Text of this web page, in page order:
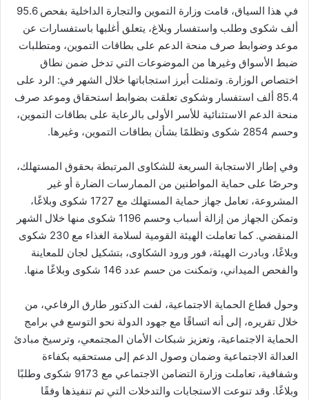
في هذا السياق، قامت وزارة التموين والتجارة الداخلية بفحص 95.6
ألف شكوى وطلب واستفسار وبلاغ، يتعلق أغلبها باستفسارات عن
موعد وضوابط صرف منحة الدعم على بطاقات التموين، ومتطلبات
ضبط الأسواق وغيرها من الموضوعات التي تدخل ضمن نطاق
اختصاص الوزارة. وتمثلت أبرز استجاباتها خلال الشهر في: الرد على
85.4 ألف استفسار وشكوى تعلقت بضوابط استحقاق وموعد صرف
منحة الدعم الاستثنائية للأسر الأولى بالرعاية على بطاقات التموين،
وحسم 2854 شكوى وتظلمًا بشأن بطاقات التموين، وغيرها.
وفي إطار الاستجابة السريعة للشكاوى المرتبطة بحقوق المستهلك،
وحرصًا على حماية المواطنين من الممارسات الضارة أو غير
المشروعة، تعامل جهاز حماية المستهلك مع 1727 شكوى وبلاغًا،
وتمكن الجهاز من إزالة أسباب وحسم 1196 شكوى منها خلال الشهر
المنقضي. كما تعاملت الهيئة القومية لسلامة الغذاء مع 230 شكوى
وبلاغًا، وبادرت الهيئة، فور ورود الشكاوى، بتشكيل لجان للمعاينة
والفحص الميداني، وتمكنت من حسم عدد 146 شكوى وبلاغًا منها.
وحول قطاع الحماية الاجتماعية، لفت الدكتور طارق الرفاعي، من
خلال تقريره، إلى أنه اتساقًا مع جهود الدولة نحو التوسع في برامج
الحماية الاجتماعية، وتعزيز شبكات الأمان المجتمعي، وترسيخ مبادئ
العدالة الاجتماعية وضمان وصول الدعم إلى مستحقيه بكفاءة
وشفافية، تعاملت وزارة التضامن الاجتماعي مع 9173 شكوى وطلبًا
وبلاغًا. وقد تنوعت الاستجابات والتدخلات التي تم تنفيذها وفقًا